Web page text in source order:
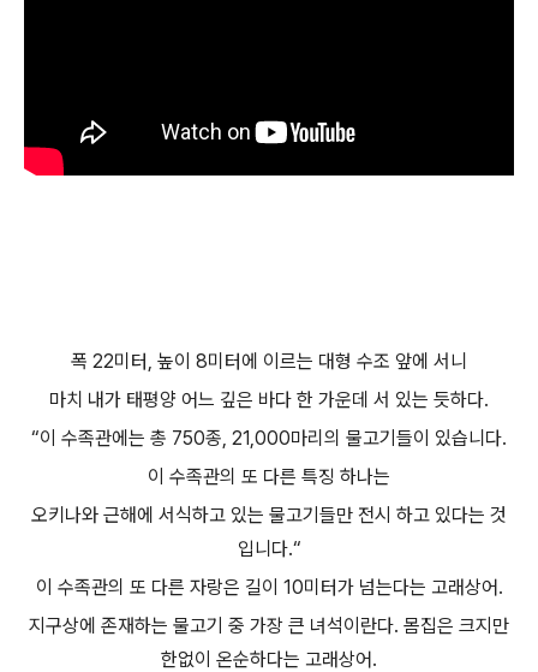
폭 22미터, 높이 8미터에 이르는 대형 수조 앞에 서니
마치 내가 태평양 어느 깊은 바다 한 가운데 서 있는 듯하다.
“이 수족관에는 총 750종, 21,000마리의 물고기들이 있습니다.
이 수족관의 또 다른 특징 하나는
오키나와 근해에 서식하고 있는 물고기들만 전시 하고 있다는 것
입니다.“
이 수족관의 또 다른 자랑은 길이 10미터가 넘는다는 고래상어.
지구상에 존재하는 물고기 중 가장 큰 녀석이란다. 몸집은 크지만
한없이 온순하다는 고래상어.